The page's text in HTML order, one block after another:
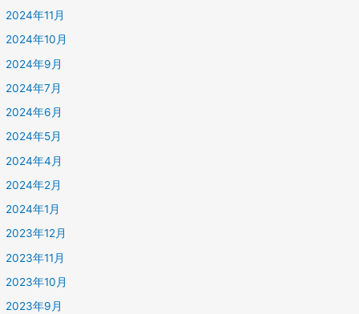
2024年11月
2024年10月
2024年9月
2024年7月
2024年6月
2024年5月
2024年4月
2024年2月
2024年1月
2023年12月
2023年11月
2023年10月
2023年9月